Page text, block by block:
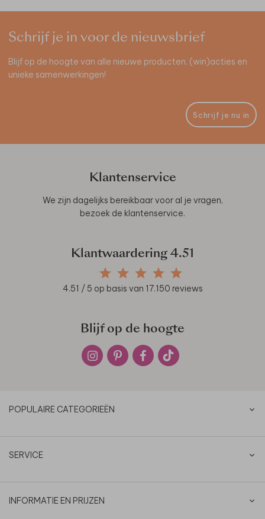
Schrijf je in voor de nieuwsbrief
Blijf op de hoogte van alle nieuwe producten, (win)acties en
unieke samenwerkingen!
Schrijf je nu in
Klantenservice
We zijn dagelijks bereikbaar voor al je vragen,
bezoek de klantenservice.
Klantwaardering 4.51
4.51 / 5 op basis van 17.150 reviews
Blijf op de hoogte
POPULAIRE CATEGORIEËN
SERVICE
INFORMATIE EN PRIJZEN